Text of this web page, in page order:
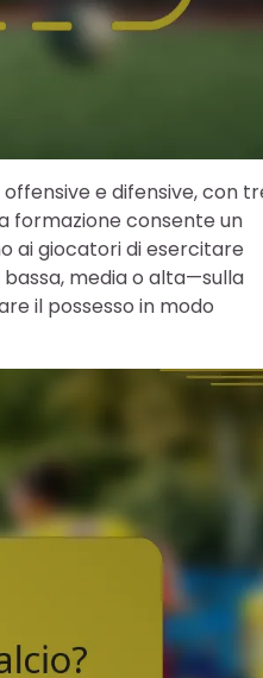
e difensive, con
formazione consente un
ai giocatori di esercitare
media o alta—sulla
il possesso in modo